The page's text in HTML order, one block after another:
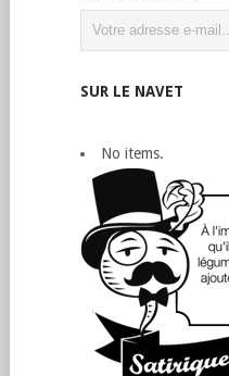
SUR LE NAVET
No items.